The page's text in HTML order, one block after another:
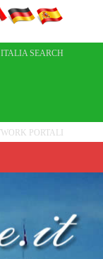
ITALIA SEARCH
PORTALI